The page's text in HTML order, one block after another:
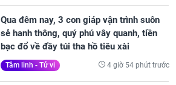
Qua đêm nay, 3 con giáp vận trình suôn
sẻ hanh thông, quý phú vây quanh, tiền
bạc đổ về đầy túi tha hồ tiêu xài
Tâm linh - Tử vi 4 giờ 54 phút trước